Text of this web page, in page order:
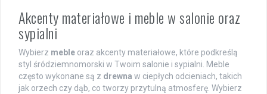
Akcenty materiałowe i meble w salonie oraz
sypialni
Wybierz meble oraz akcenty materiałowe, które podkreślą
styl śródziemnomorski w Twoim salonie i sypialni. Meble
często wykonane są z drewna w ciepłych odcieniach, takich
jak orzech czy dąb, co tworzy przytulną atmosferę. Wybierz